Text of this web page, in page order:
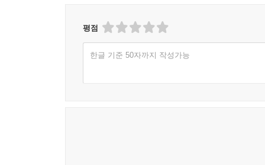
평점
한글 기준 50자까지 작성가능